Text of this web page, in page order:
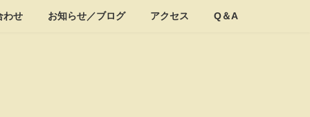
わせ お知らせ／ブログ アクセス Q＆A